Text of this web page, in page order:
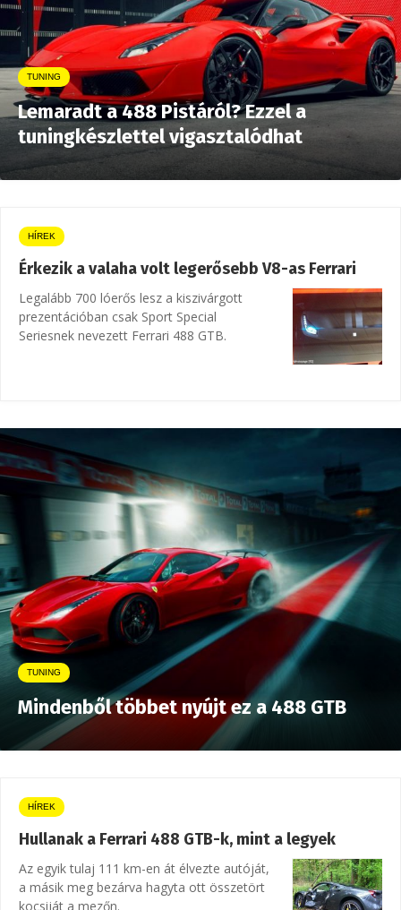
TUNING
Lemaradt a 488 Pistáról? Ezzel a
tuningkészlettel vigasztalódhat
HÍREK
Érkezik a valaha volt legerősebb V8-as Ferrari
Legalább 700 lóerős lesz a kiszivárgott
prezentációban csak Sport Special
Seriesnek nevezett Ferrari 488 GTB.
TUNING
Mindenből többet nyújt ez a 488 GTB
HÍREK
Hullanak a Ferrari 488 GTB-k, mint a legyek
Az egyik tulaj 111 km-en át élvezte autóját,
a másik meg bezárva hagyta ott összetört
kocsiját a mezőn.